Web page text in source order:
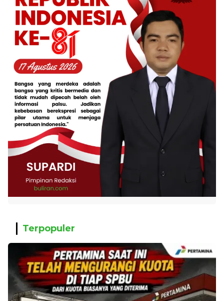
Terpopuler